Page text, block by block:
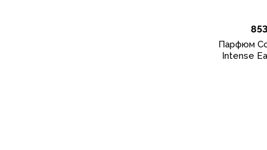
Парфюм
Intense